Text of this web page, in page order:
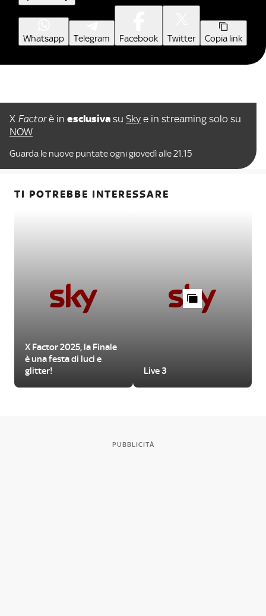
Whatsapp Telegram Facebook Twitter Copia link
X Factorè in esclusiva su Sky e in streaming solo su
NOW
Guarda le nuove puntate ogni giovedì alle 21.15
TI POTREBBE INTERESSARE
X Factor 2025, la Finale
è una festa di luci e
glitter!
Live 3
PUBBLICITÀ